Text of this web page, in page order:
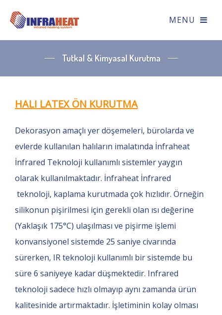
Tutkal & Kimyasal Kurutma
HALI LATEX ÖN KURUTMA
Dekorasyon amaçlı yer döşemeleri, bürolarda ve
evlerde kullanılan halıların imalatında İnfraheat
İnfrared Teknoloji kullanımlı sistemler yaygın
olarak kullanılmaktadır. İnfraheat İnfrared
teknoloji, kaplama kurutmada çok hızlıdır. Örneğin
silikonun pişirilmesi için gerekli olan ısı değerine
(Yaklaşık 175°C) ulaşılması ve pişirme işlemi
konvansiyonel sistemde 25 saniye civarında
sürerken, IR teknoloji kullanımlı bir sistemde bu
süre 6 saniyeye kadar düşmektedir. Infrared
teknoloji sadece hızlı olmayıp aynı zamanda ürün
kalitesinide artırmaktadır. İşletiminin kolay olması